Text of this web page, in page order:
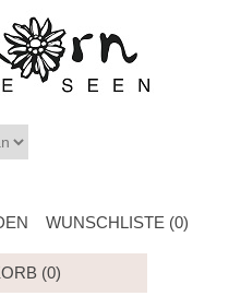
WUNSCHLISTE (0)
(0)